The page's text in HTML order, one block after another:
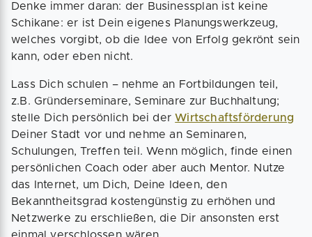
Denke immer daran: der Businessplan ist keine
Schikane: er ist Dein eigenes Planungswerkzeug,
welches vorgibt, ob die Idee von Erfolg gekrönt sein
kann, oder eben nicht.
Lass Dich schulen – nehme an Fortbildungen teil,
z.B. Gründerseminare, Seminare zur Buchhaltung;
stelle Dich persönlich bei derWirtschaftsförderung
Deiner Stadt vor und nehme an Seminaren,
Schulungen, Treffen teil. Wenn möglich, finde einen
persönlichen Coach oder aber auch Mentor. Nutze
das Internet, um Dich, Deine Ideen, den
Bekanntheitsgrad kostengünstig zu erhöhen und
Netzwerke zu erschließen, die Dir ansonsten erst